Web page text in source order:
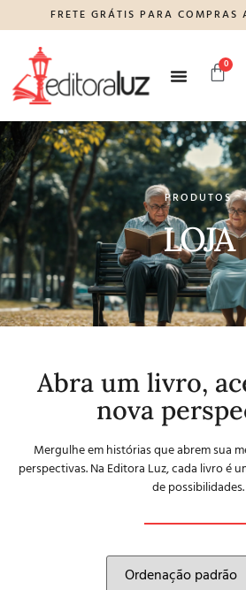
FRETE GRÁTIS PARA COMPRAS
0
PRODUTOS
LOJA
Abra um livro,
nova
Mergulhe em histórias que abrem sua
perspectivas. Na Editora Luz, cada livro é
de possibilidades.